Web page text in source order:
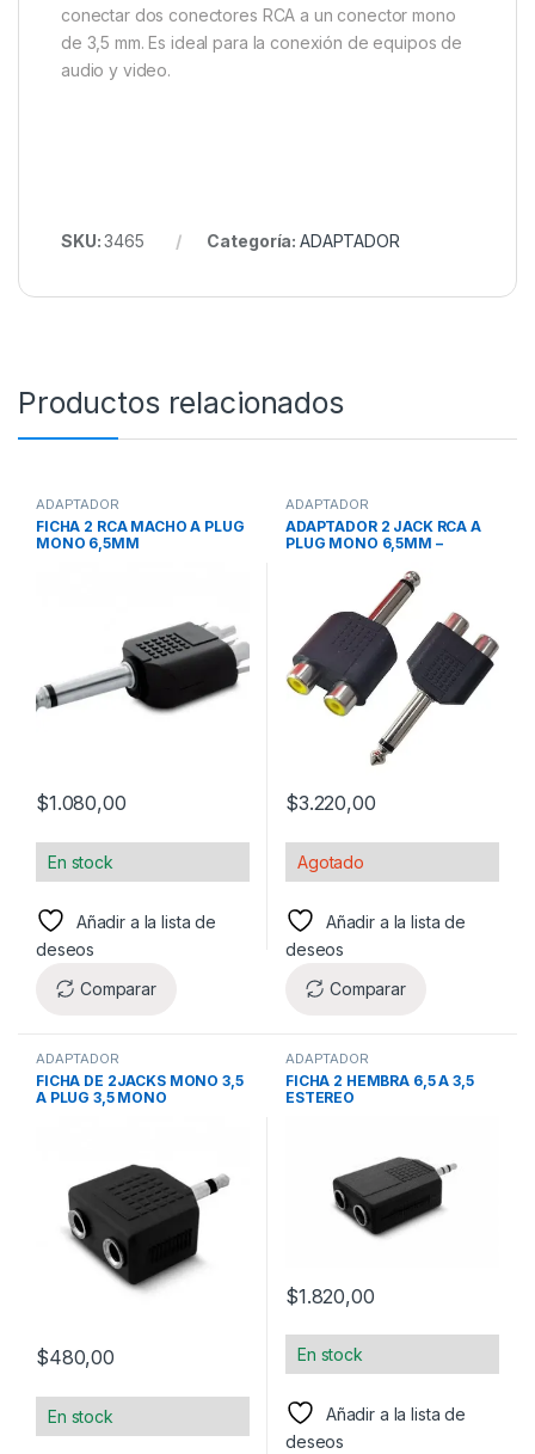
conectar dos conectores RCA a un conector mono
de 3,5 mm. Es ideal para la conexión de equipos de
audio y video.
SKU:3465 Categoría: ADAPTADOR
Productos relacionados
ADAPTADOR
FICHA 2 RCA MACHO A PLUG
MONO 6,5MM
$1.080,00
En stock
Añadir a la lista de
deseos
Comparar
ADAPTADOR
ADAPTADOR 2 JACK RCA A
PLUG MONO 6,5MM –
$3.220,00
Agotado
Añadir a la lista de
deseos
Comparar
ADAPTADOR
FICHA DE 2JACKS MONO 3,5
A PLUG 3,5 MONO
$480,00
En stock
ADAPTADOR
FICHA 2 HEMBRA 6,5 A 3,5
ESTEREO
$1.820,00
En stock
Añadir a la lista de
deseos